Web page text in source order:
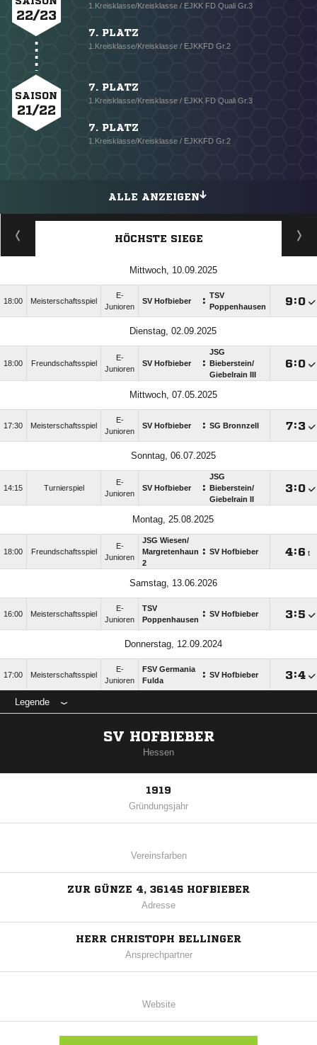
22/23
1.Kreisklasse/Kreisklasse / EJKK FD Quali Gr.3
7. PLATZ
1.Kreisklasse/Kreisklasse / EJKKFD Gr.2
SAISON
21/22
7. PLATZ
1.Kreisklasse/Kreisklasse / EJKK FD Quali Gr.3
7. PLATZ
1.Kreisklasse/Kreisklasse / EJKKFD Gr.2
ALLE ANZEIGEN
HÖCHSTE SIEGE
Mittwoch, 10.09.2025
18:00 Meisterschaftsspiel
E-
Junioren
SV Hofbieber : TSV
Poppenhausen
:
Dienstag, 02.09.2025
18:00 Freundschaftsspiel
E-
Junioren
SV Hofbieber :
JSG
Bieberstein/​
Giebelrain III
:
Mittwoch, 07.05.2025
17:30 Meisterschaftsspiel
E-
Junioren
SV Hofbieber : SG Bronnzell :
Sonntag, 06.07.2025
14:15 Turnierspiel
E-
Junioren
SV Hofbieber :
JSG
Bieberstein/​
Giebelrain II
:
Montag, 25.08.2025
18:00 Freundschaftsspiel
E-
Junioren
JSG Wiesen/​
Margretenhaun
2
: SV Hofbieber : t
Samstag, 13.06.2026
16:00 Meisterschaftsspiel
E-
Junioren
TSV
Poppenhausen : SV Hofbieber :
Donnerstag, 12.09.2024
17:00 Meisterschaftsspiel
E-
Junioren
FSV Germania
Fulda
: SV Hofbieber :
Legende
SV HOFBIEBER
Hessen
1919
Gründungsjahr
Vereinsfarben
ZUR GÜNZE 4, 36145 HOFBIEBER
Adresse
HERR CHRISTOPH BELLINGER
Ansprechpartner
Website